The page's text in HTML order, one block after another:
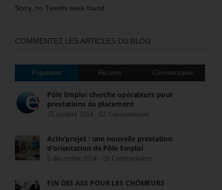
Sorry, no Tweets were found.
COMMENTEZ LES ARTICLES DU BLOG
Populaires Récents Commentaires
Pôle Emploi cherche opérateurs pour
prestations de placement
23 octobre 2014 - 52 Commentaires
Activ’projet : une nouvelle prestation
d’orientation de Pôle Emploi
5 décembre 2014 - 26 Commentaires
FIN DES ASS POUR LES CHÔMEURS